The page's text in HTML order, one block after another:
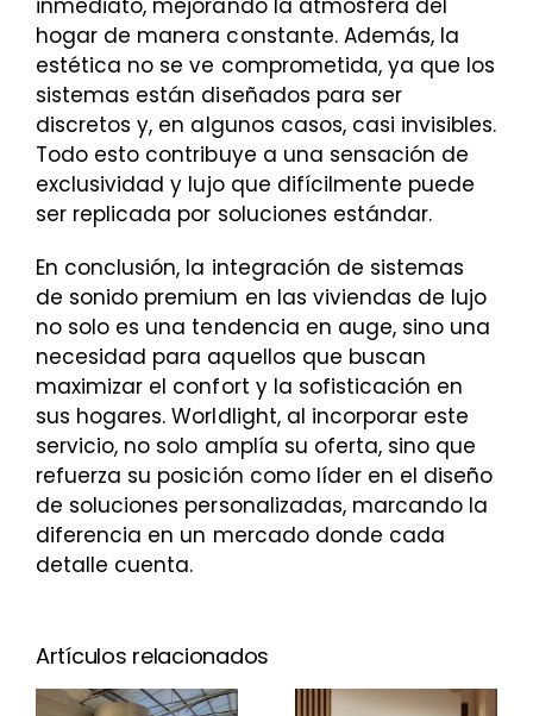
inmediato, mejorando la atmósfera del
hogar de manera constante. Además, la
estética no se ve comprometida, ya que los
sistemas están diseñados para ser
discretos y, en algunos casos, casi invisibles.
Todo esto contribuye a una sensación de
exclusividad y lujo que difícilmente puede
ser replicada por soluciones estándar.
En conclusión, la integración de sistemas
de sonido premium en las viviendas de lujo
no solo es una tendencia en auge, sino una
necesidad para aquellos que buscan
maximizar el confort y la sofisticación en
sus hogares. Worldlight, al incorporar este
servicio, no solo amplía su oferta, sino que
refuerza su posición como líder en el diseño
de soluciones personalizadas, marcando la
diferencia en un mercado donde cada
detalle cuenta.
Artículos relacionados